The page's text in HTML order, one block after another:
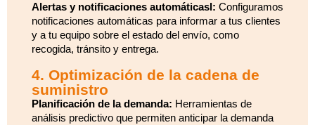
Alertas y notificaciones automáticasl: Configuramos
notificaciones automáticas para informar a tus clientes
y a tu equipo sobre el estado del envío, como
recogida, tránsito y entrega.
4. Optimización de la cadena de
suministro
Planificación de la demanda: Herramientas de
análisis predictivo que permiten anticipar la demanda